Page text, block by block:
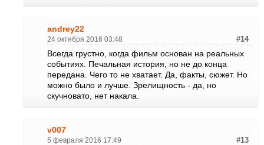
andrey22
24 октября 2016 03:48 #14
Всегда грустно, когда фильм основан на реальных
событиях. Печальная история, но не до конца
передана. Чего то не хватает. Да, факты, сюжет. Но
можно было и лучше. Зрелищность - да, но
скучновато, нет накала.
v007
5 февраля 2016 17:49 #13